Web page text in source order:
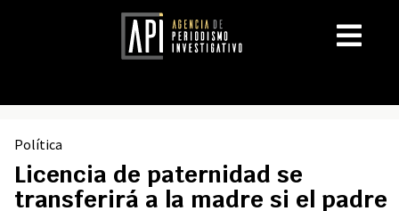
Política
Licencia de paternidad se
transferirá a la madre si el padre